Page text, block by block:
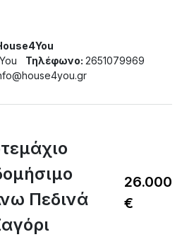
Τηλέφωνο: 2651079969
Πεδινά
26.000
€